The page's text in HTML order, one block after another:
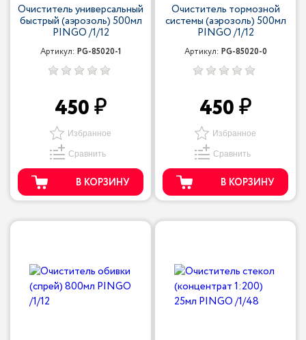
Очиститель универсальный
быстрый (аэрозоль) 500мл
PINGO /1/12
Артикул: PG-85020-1
450
Избранное
Сравнить
В КОРЗИНУ
Очиститель тормозной
системы (аэрозоль) 500мл
PINGO /1/12
Артикул: PG-85020-0
450
Избранное
Сравнить
В КОРЗИНУ